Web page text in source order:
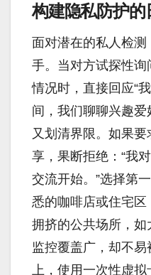
构建隐私防护的
面对潜在的私人检测
手。当对方试探性
情况时，直接回应“
间，我们聊聊兴趣爱
又划清界限。如果
享，果断拒绝：“我
交流开始。”选择第
悉的咖啡店或住宅
拥挤的公共场所，
监控覆盖广，却不
上，使用一次性虚